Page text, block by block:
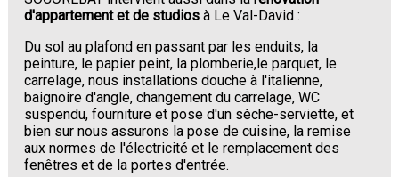
d'appartement et de studios à Le Val-David :
Du sol au plafond en passant par les enduits, la
peinture, le papier peint, la plomberie,le parquet, le
carrelage, nous installations douche à l'italienne,
baignoire d'angle, changement du carrelage, WC
suspendu, fourniture et pose d'un sèche-serviette, et
bien sur nous assurons la pose de cuisine, la remise
aux normes de l'électricité et le remplacement des
fenêtres et de la portes d'entrée.